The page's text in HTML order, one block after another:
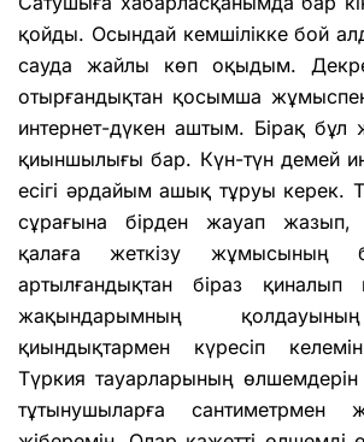
қойды. Осындай кемшілікке бой
сауда жайлы көп оқыдым.
отырғандықтан қосымша
интернет-дүкен аштым. Бірақ
қиыншылығы бар. Күн-түн демей
есігі әрдайым ашық тұруы керек.
сұрағына бірден жауап жазып,
қалаға жеткізу жұмысының
артылғандықтан біраз қиналып
жақындарымның
қиындықтармен күресіп
Түркия тауарларының өлшемдерін
тұтынушыларға сантиметрмен